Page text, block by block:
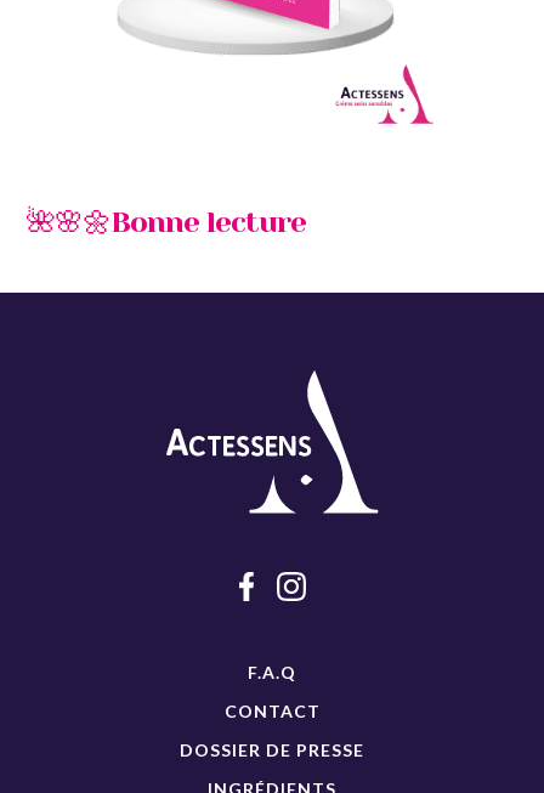
🌺🌸🌼Bonne lecture
F.A.Q
CONTACT
DOSSIER DE PRESSE